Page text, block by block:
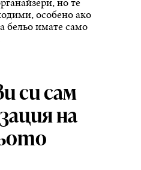
особено ако
бельо имате само
си сам
на